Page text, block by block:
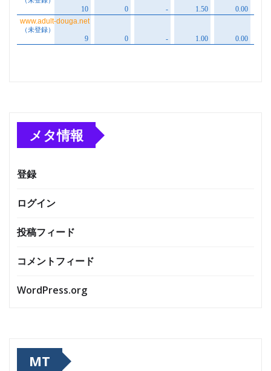
メタ情報
登録
ログイン
投稿フィード
コメントフィード
WordPress.org
MT